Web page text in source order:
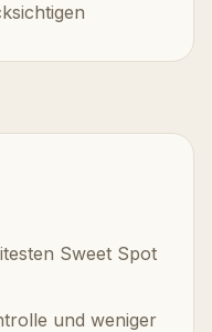
Sweet Spot
und weniger